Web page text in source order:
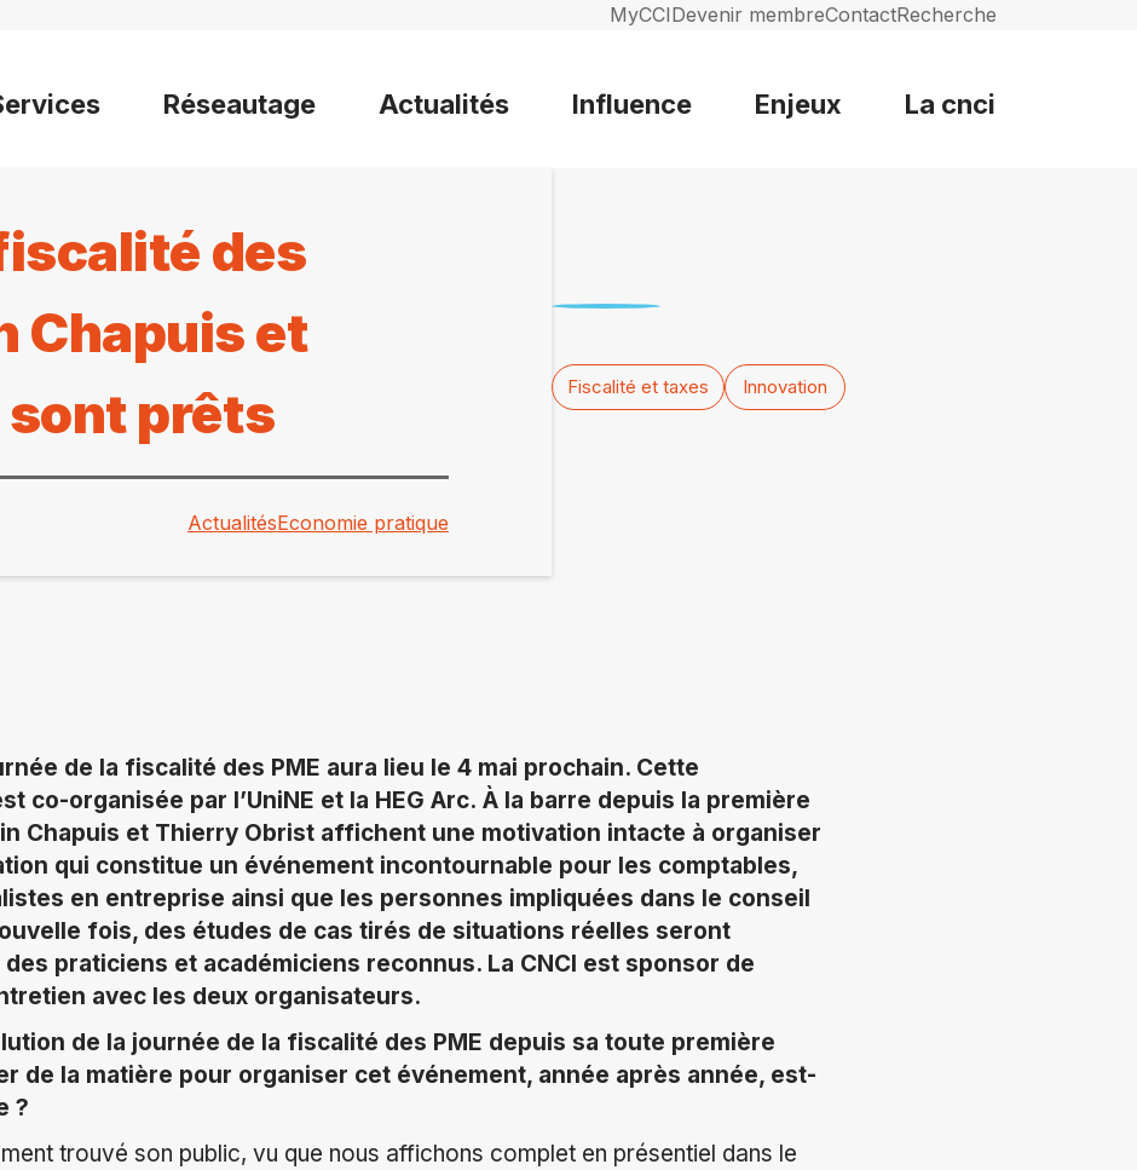
MyCCIDevenir membreContactRecherche
Réseautage Actualités Influence Enjeux La cnci
des
Chapuis et
prêts
ActualitésEconomie pratique
Fiscalité et taxes Innovation
de la fiscalité des PME aura lieu le 4 mai prochain. Cette
co-organisée par l’UniNE et la HEG Arc. À la barre depuis la première
Chapuis et Thierry Obrist affichent une motivation intacte à organiser
qui constitue un événement incontournable pour les comptables,
en entreprise ainsi que les personnes impliquées dans le conseil
fois, des études de cas tirés de situations réelles seront
praticiens et académiciens reconnus. La CNCI est sponsor de
avec les deux organisateurs.
de la journée de la fiscalité des PME depuis sa toute première
de la matière pour organiser cet événement, année après année, est-
?
trouvé son public, vu que nous affichons complet en présentiel dans le